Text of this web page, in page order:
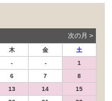
次の⽉ >
木 金
土
- -
1
6 7
8
13 14
15